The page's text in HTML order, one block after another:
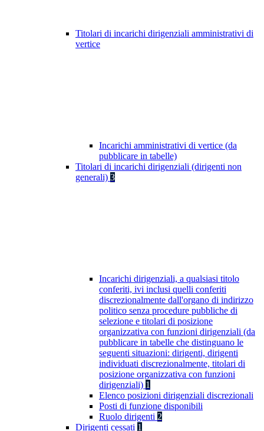
Titolari di incarichi dirigenziali amministrativi di
vertice
Incarichi amministrativi di vertice (da
pubblicare in tabelle)
Titolari di incarichi dirigenziali (dirigenti non
generali) 3
Incarichi dirigenziali, a qualsiasi titolo
conferiti, ivi inclusi quelli conferiti
discrezionalmente dall'organo di indirizzo
politico senza procedure pubbliche di
selezione e titolari di posizione
organizzativa con funzioni dirigenziali (da
pubblicare in tabelle che distinguano le
seguenti situazioni: dirigenti, dirigenti
individuati discrezionalmente, titolari di
posizione organizzativa con funzioni
dirigenziali) 1
Elenco posizioni dirigenziali discrezionali
Posti di funzione disponibili
Ruolo dirigenti 2
Dirigenti cessati 1